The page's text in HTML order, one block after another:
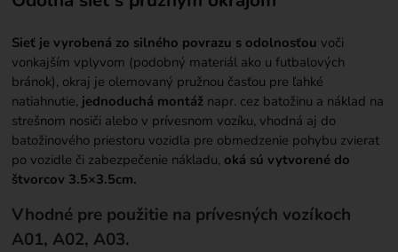
Sieť je vyrobená zo silného povrazu s odolnosťou voči
vonkajším vplyvom (podobný materiál ako u futbalových
bránok), okraj je olemovaný pružnou časťou pre ľahké
natiahnutie, jednoduchá montáž napr. cez batožinu a náklad na
strešnom nosiči alebo v prívesnom vozíku, vhodná aj do
batožinového priestoru vozidla pre obmedzenie pohybu zvierat
po vozidle či zabezpečenie nákladu, oká sú vytvorené do
štvorcov 3.5×3.5cm.
Vhodné pre použitie na prívesných vozíkoch
A01, A02, A03.